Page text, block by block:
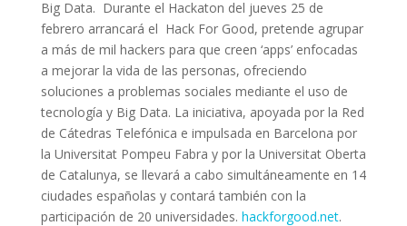
Big Data. Durante el Hackaton del jueves 25 de
febrero arrancará el Hack For Good, pretende agrupar
a más de mil hackers para que creen ‘apps’ enfocadas
a mejorar la vida de las personas, ofreciendo
soluciones a problemas sociales mediante el uso de
tecnología y Big Data. La iniciativa, apoyada por la Red
de Cátedras Telefónica e impulsada en Barcelona por
la Universitat Pompeu Fabra y por la Universitat Oberta
de Catalunya, se llevará a cabo simultáneamente en 14
ciudades españolas y contará también con la
participación de 20 universidades. hackforgood.net.